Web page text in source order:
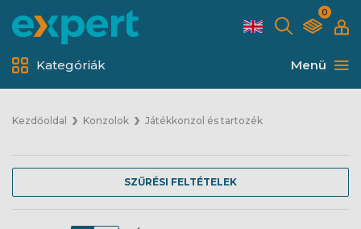
0
Menü
Kategóriák
Kezdőoldal Konzolok Játékkonzol és tartozék
SZŰRÉSI FELTÉTELEK